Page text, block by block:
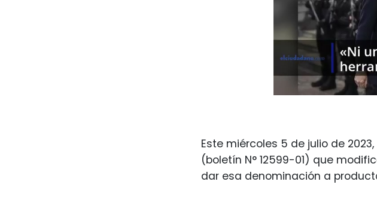
Este miércoles 5 de julio de
(boletín N° 12599-01) que
dar esa denominación a